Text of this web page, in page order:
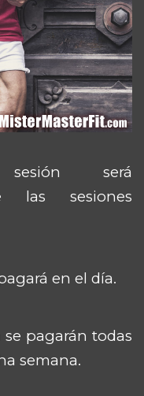
será
las sesiones
en el día.
se pagarán todas
semana.